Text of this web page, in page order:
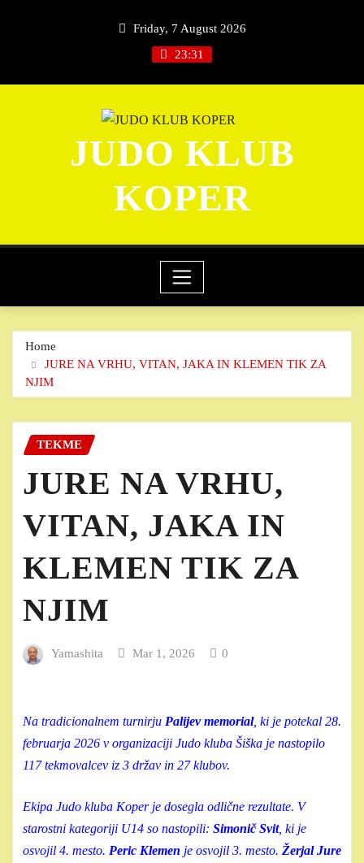
Friday, 7 August 2026
23:31
JUDO KLUB
KOPER
Home
JURE NA VRHU, VITAN, JAKA IN KLEMEN TIK ZA
NJIM
TEKME
JURE NA VRHU,
VITAN, JAKA IN
KLEMEN TIK ZA
NJIM
Yamashita Mar 1, 2026 0
Na tradicionalnem turnirju Palijev memorial, ki je potekal 28.
februarja 2026 v organizaciji Judo kluba Šiška je nastopilo
117 tekmovalcev iz 3 držav in 27 klubov.
Ekipa Judo kluba Koper je dosegla odlične rezultate. V
starostni kategoriji U14 so nastopili: Simonič Svit, ki je
osvojil 4. mesto. Peric Klemen je osvojil 3. mesto. Žerjal Jure